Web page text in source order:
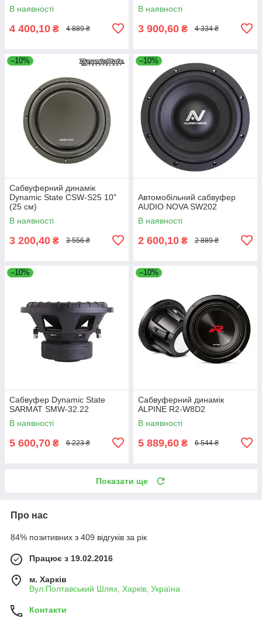
В наявності
4 400,10 ₴ 4 889 ₴
В наявності
3 900,60 ₴ 4 334 ₴
–10%
Сабвуферний динамік
Dynamic State CSW-S25 10"
(25 см)
В наявності
3 200,40 ₴ 3 556 ₴
–10%
Автомобільний сабвуфер
AUDIO NOVA SW202
В наявності
2 600,10 ₴ 2 889 ₴
–10%
Сабвуфер Dynamic State
SARMAT SMW-32.22
В наявності
5 600,70 ₴ 6 223 ₴
–10%
Сабвуферний динамік
ALPINE R2-W8D2
В наявності
5 889,60 ₴ 6 544 ₴
Показати ще
Про нас
84% позитивних з 409 відгуків за рік
Працює з 19.02.2016
м. Харків
Вул.Полтавський Шлях, Харків, Україна
Контакти